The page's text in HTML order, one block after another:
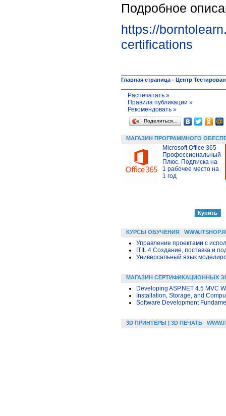
Подробное
https://
certifications
Главная страница - Центр
Распечатать »
Правила публикации »
Рекомендовать »
Поделиться…
МАГАЗИН ПРОГРАММНОГО
Microsoft Office 365
Профессиональный
Плюс. Подписка на
1 рабочее место на
1 год
КУРСЫ ОБУЧЕНИЯ
Управление проектами с
ITIL 4 Создание, поставка и
Универсальный язык
МАГАЗИН СЕРТИФИКАЦИОННЫХ
Developing ASP.NET 4.5 MVC
Installation, Storage, and
Software Development
3D ПРИНТЕРЫ | 3D ПЕЧАТЬ